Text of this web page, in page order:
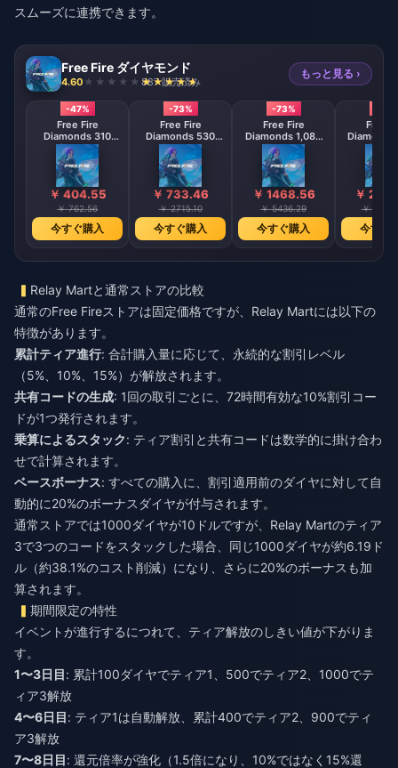
スムーズに連携できます。
Free Fire ダイヤモンド
4.60 887 販売済み
もっと見る ›
-47%
Free Fire
Diamonds 310
Diamonds
￥ 404.55
￥ 762.56
今すぐ購入
-73%
Free Fire
Diamonds 530
Diamonds
【Middle East
region optional】
￥ 733.46
￥ 2715.10
今すぐ購入
-73%
Free Fire
Diamonds 1,080
Diamonds
【Middle East
region optional】
￥ 1468.56
￥ 5436.29
今すぐ購入
Free
【
region
￥
￥
今すぐ
Relay Martと通常ストアの比較
通常のFree Fireストアは固定価格ですが、Relay Martには以下の
特徴があります。
累計ティア進行: 合計購入量に応じて、永続的な割引レベル
（5%、10%、15%）が解放されます。
共有コードの生成: 1回の取引ごとに、72時間有効な10%割引コー
ドが1つ発行されます。
乗算によるスタック: ティア割引と共有コードは数学的に掛け合わ
せで計算されます。
ベースボーナス: すべての購入に、割引適用前のダイヤに対して自
動的に20%のボーナスダイヤが付与されます。
通常ストアでは1000ダイヤが10ドルですが、Relay Martのティア
3で3つのコードをスタックした場合、同じ1000ダイヤが約6.19ド
ル（約38.1%のコスト削減）になり、さらに20%のボーナスも加
算されます。
期間限定の特性
イベントが進行するにつれて、ティア解放のしきい値が下がりま
す。
1〜3日目: 累計100ダイヤでティア1、500でティア2、1000でテ
ィア3解放
4〜6日目: ティア1は自動解放、累計400でティア2、900でティ
ア3解放
7〜8日目: 還元倍率が強化（1.5倍になり、10%ではなく15%還